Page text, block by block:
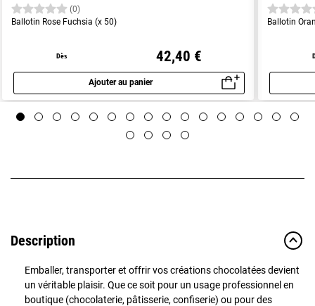
(0)
Ballotin Rose Fuchsia (x 50)
Dès 42,40 €
Ajouter au panier
Aperçu rapide
Ballotin
Description
Emballer, transporter et offrir vos créations chocolatées devient
un véritable plaisir. Que ce soit pour un usage professionnel en
boutique (chocolaterie, pâtisserie, confiserie) ou pour des